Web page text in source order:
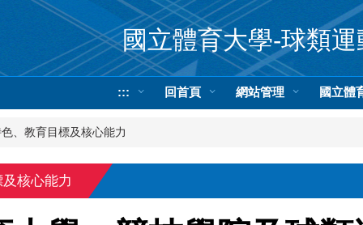
國立體育大學-球類
::: 回首頁 網站管理 國立體
、教育目標及核心能力
核心能力